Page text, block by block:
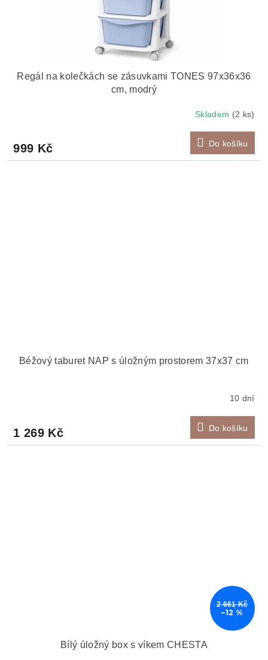
Regál na kolečkách se zásuvkami TONES 97x36x36
cm, modrý
Skladem (2 ks)
999 Kč Do košíku
Béžový taburet NAP s úložným prostorem 37x37 cm
10 dní
1 269 Kč Do košíku
2 661 Kč
–12 %
Bílý úložný box s víkem CHESTA